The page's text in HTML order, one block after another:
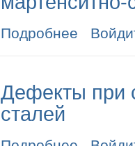
Подробнее о Меры
Дефекты при
сталей
о Дефекты